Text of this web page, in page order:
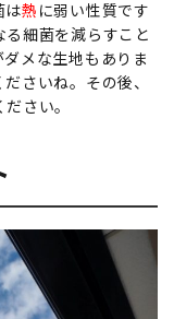
は熱 に弱い性質です
細菌を減らすこと
メな生地もありま
さいね。その後、
さい。